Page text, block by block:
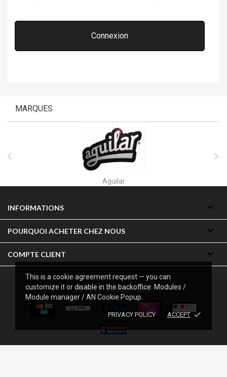
This is a cookie agreement request — you can
customize it or disable in the backoffice: Modules /
Module manager / AN Cookie Popup.
PRIVACY POLICY ACCEPT done
Connexion
MARQUES

Aguilar

INFORMATIONS 
POURQUOI ACHETER CHEZ NOUS 
COMPTE CLIENT 
© 2013 - Audiosystem